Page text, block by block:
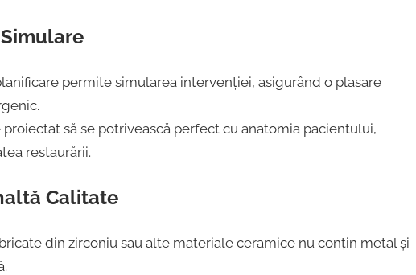
permite simularea intervenției, asigurând o plasare
să se potrivească perfect cu anatomia pacientului,
restaurării.
Calitate
din zirconiu sau alte materiale ceramice nu conțin metal și